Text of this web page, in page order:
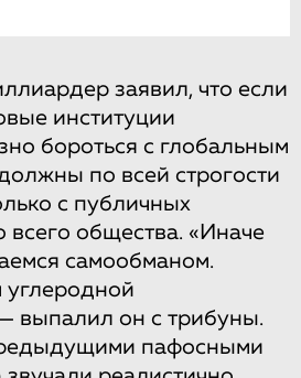
заявил, что если
институции
бороться с глобальным
по всей строгости
с публичных
всего общества. «Иначе
самообманом.
выпалил он с трибуны.
пафосными